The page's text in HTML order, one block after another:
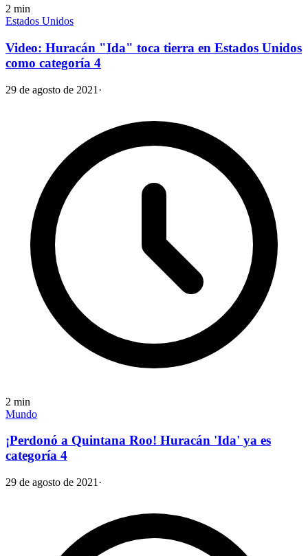
2 min
Estados Unidos
Video: Huracán "Ida" toca tierra en Estados Unidos
como categoría 4
29 de agosto de 2021 ·
2 min
Mundo
¡Perdonó a Quintana Roo! Huracán 'Ida' ya es
categoría 4
29 de agosto de 2021 ·